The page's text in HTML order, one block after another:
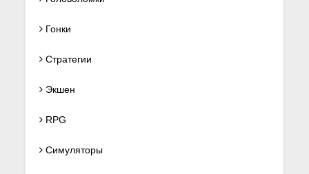
Гонки
Стратегии
Экшен
RPG
Симуляторы